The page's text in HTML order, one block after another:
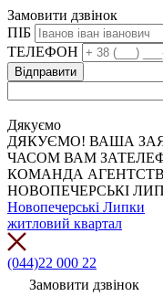
Замовити дзвінок
ПІБ
ТЕЛЕФОН
Дякуємо
ДЯКУЄМО! ВАША
ЧАСОМ ВАМ
КОМАНДА
НОВОПЕЧЕРСЬКІ
Новопечерські Липки
житловий квартал
(044)22 000 22
Замовити дзвінок